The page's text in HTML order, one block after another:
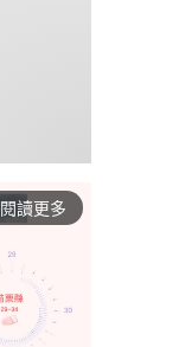
閱讀更多